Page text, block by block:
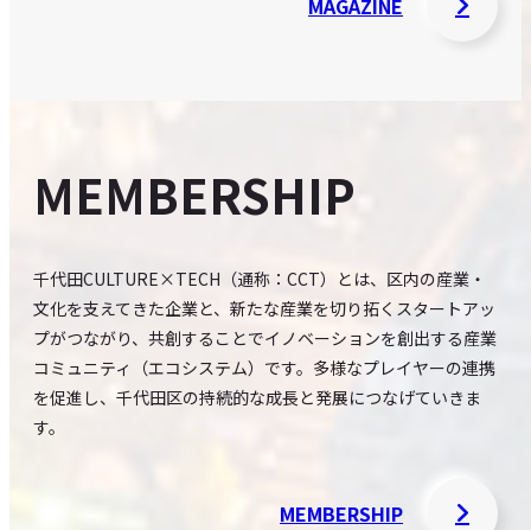
MAGAZINE
MEMBERSHIP
千代田CULTURE×TECH（通称：CCT）とは、区内の産業・
文化を支えてきた企業と、新たな産業を切り拓くスタートアッ
プがつながり、共創することでイノベーションを創出する産業
コミュニティ（エコシステム）です。多様なプレイヤーの連携
を促進し、千代田区の持続的な成長と発展につなげていきま
す。
MEMBERSHIP